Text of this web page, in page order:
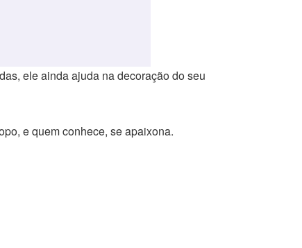
ele ainda ajuda na decoração do seu
e quem conhece, se apaixona.